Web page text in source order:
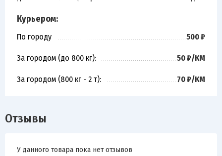
Курьером:
По городу 500 ₽
За городом (до 800 кг): 50 ₽/КМ
За городом (800 кг - 2 т): 70 ₽/КМ
Отзывы
У данного товара пока нет отзывов